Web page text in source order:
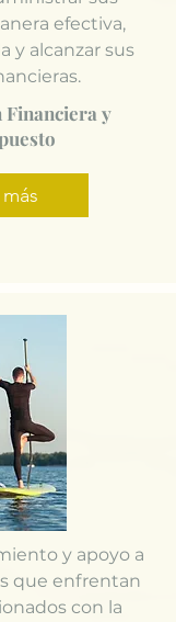
efectiva,
y alcanzar sus
y
y apoyo a
que enfrentan
con la